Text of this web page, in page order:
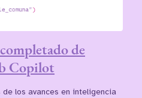
de
Copilot
los avances en inteligencia